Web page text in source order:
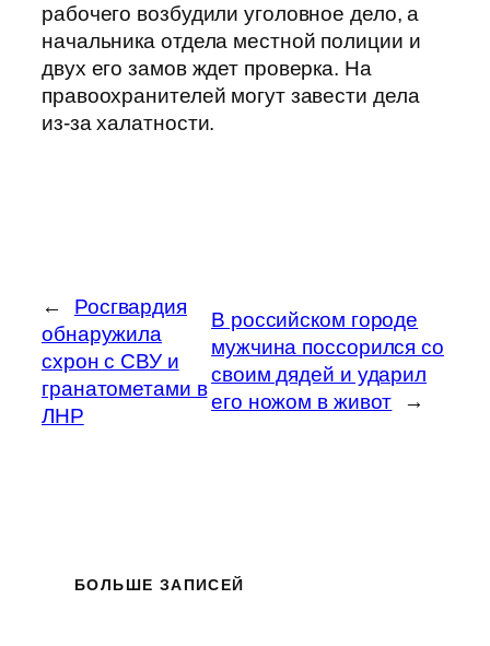
рабочего возбудили уголовное дело, а
начальника отдела местной полиции и
двух его замов ждет проверка. На
правоохранителей могут завести дела
из-за халатности.
←
Росгвардия
обнаружила
схрон с СВУ и
гранатометами в
ЛНР
В российском городе
мужчина поссорился со
своим дядей и ударил
его ножом в живот
→
БОЛЬШЕ ЗАПИСЕЙ